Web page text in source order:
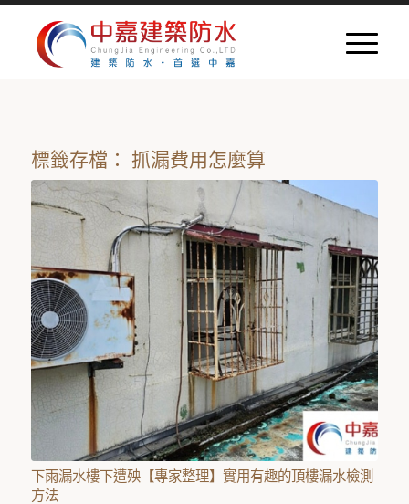
標籤存檔： 抓漏費用怎麼算
下雨漏水樓下遭殃【專家整理】實用有趣的頂樓漏水檢測
方法